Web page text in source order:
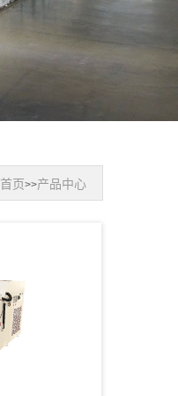
首页>>产品中心